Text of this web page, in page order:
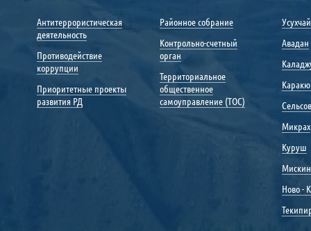
Антитеррористическая
деятельность
Противодействие
коррупции
Приоритетные проекты
развития РД
Районное собрание
Контрольно-счетный
орган
Территориальное
общественное
самоуправление (ТОС)
Усухчай
Авадан
Микрах
Куруш
Ново -